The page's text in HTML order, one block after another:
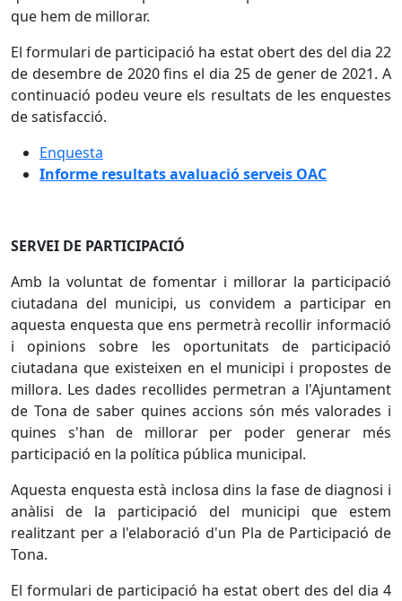
que hem de millorar.
El formulari de participació ha estat obert des del dia 22
de desembre de 2020 fins el dia 25 de gener de 2021. A
continuació podeu veure els resultats de les enquestes
de satisfacció.
Enquesta
Informe resultats avaluació serveis OAC
SERVEI DE PARTICIPACIÓ
Amb la voluntat de fomentar i millorar la participació
ciutadana del municipi, us convidem a participar en
aquesta enquesta que ens permetrà recollir informació
i opinions sobre les oportunitats de participació
ciutadana que existeixen en el municipi i propostes de
millora. Les dades recollides permetran a l'Ajuntament
de Tona de saber quines accions són més valorades i
quines s'han de millorar per poder generar més
participació en la política pública municipal.
Aquesta enquesta està inclosa dins la fase de diagnosi i
anàlisi de la participació del municipi que estem
realitzant per a l'elaboració d'un Pla de Participació de
Tona.
El formulari de participació ha estat obert des del dia 4